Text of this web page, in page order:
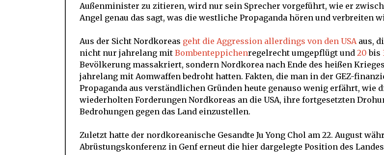
Außenminister zu zitieren, wird nur sein Sprecher vorgeführt, wie er
Angel genau das sagt, was die westliche Propaganda hören und verbreiten
Aus der Sicht Nordkoreas geht die Aggression allerdings von den USAaus,
nicht nur jahrelang mit Bombenteppichenregelrecht umgepflügt und 20 bis
Bevölkerung massakriert, sondern Nordkorea nach Ende des heißen
jahrelang mit Aomwaffen bedroht hatten. Fakten, die man in der GEZ-
Propaganda aus verständlichen Gründen heute genauso wenig erfährt, wie
wiederholten Forderungen Nordkoreas an die USA, ihre fortgesetzten
Bedrohungen gegen das Land einzustellen.
Zuletzt hatte der nordkoreanische Gesandte Ju Yong Chol am 22. August
Abrüstungskonferenz in Genf erneut die hier dargelegte Position des